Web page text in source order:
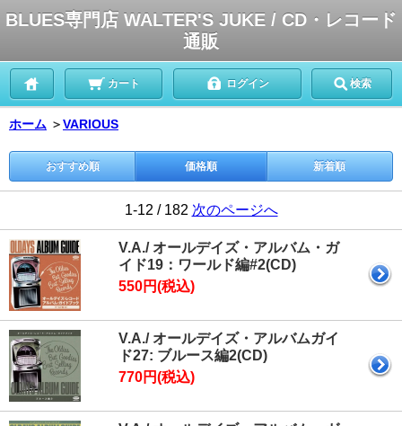
BLUES専門店 WALTER'S JUKE / CD・レコード
通販
カート ログイン 検索
ホーム ＞VARIOUS
おすすめ順 価格順 新着順
1-12 / 182 次のページへ
V.A./ オールデイズ・アルバム・ガ
イド19：ワールド編#2(CD)
550円(税込)
V.A./ オールデイズ・アルバムガイ
ド27: ブルース編2(CD)
770円(税込)